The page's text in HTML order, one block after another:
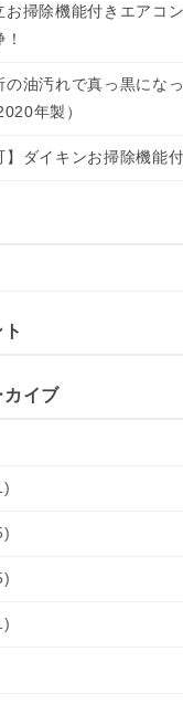
お掃除機能付きエアコ
の油汚れで真っ黒にな
年製）
】ダイキンお掃除機能
イブ